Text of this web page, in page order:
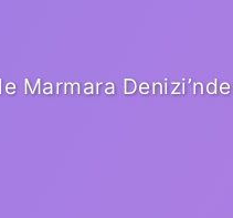
Marmara Denizi’nde